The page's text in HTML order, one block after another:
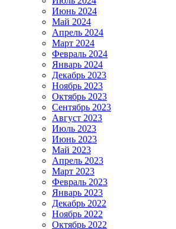
Июнь 2024
Май 2024
Апрель 2024
Март 2024
Февраль 2024
Январь 2024
Декабрь 2023
Ноябрь 2023
Октябрь 2023
Сентябрь 2023
Август 2023
Июль 2023
Июнь 2023
Май 2023
Апрель 2023
Март 2023
Февраль 2023
Январь 2023
Декабрь 2022
Ноябрь 2022
Октябрь 2022